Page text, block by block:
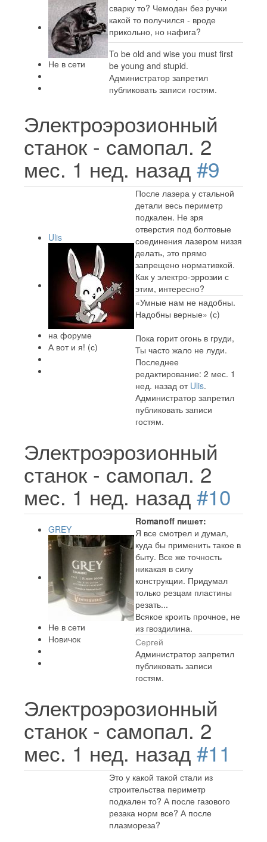
Не в сети
сварку то? Чемодан без ручки
какой то получился - вроде
прикольно, но нафига?
To be old and wise you must first
be young and stupid.
Администратор запретил
публиковать записи гостям.
Электроэрозионный
станок - самопал. 2
мес. 1 нед. назад #9
Ulis
на форуме
А вот и я! (с)
После лазера у стальной
детали весь периметр
подкален. Не зря
отверстия под болтовые
соединения лазером низзя
делать, это прямо
запрещено нормативкой.
Как у электро-эррозии с
этим, интересно?
«Умные нам не надобны.
Надобны верные» (с)
Пока горит огонь в груди,
Ты часто жало не луди.
Последнее
редактирование: 2 мес. 1
нед. назад от Ulis.
Администратор запретил
публиковать записи
гостям.
Электроэрозионный
станок - самопал. 2
мес. 1 нед. назад #10
GREY
Не в сети
Новичок
Romanoff пишет:
Я все смотрел и думал,
куда бы применить такое в
быту. Все же точность
никакая в силу
конструкции. Придумал
только резцам пластины
резать...
Всякое кроить прочное, не
из гвоздилина.
Сергей
Администратор запретил
публиковать записи
гостям.
Электроэрозионный
станок - самопал. 2
мес. 1 нед. назад #11
Это у какой такой стали из
строительства периметр
подкален то? А после газового
резака норм все? А после
плазмореза?